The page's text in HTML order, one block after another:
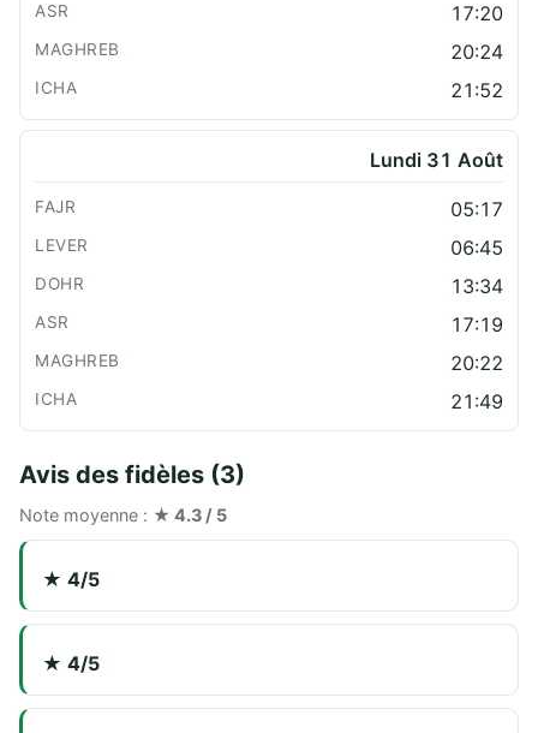
17:20
20:24
21:52
Lundi 31 Août
05:17
06:45
13:34
17:19
20:22
21:49
Avis des fidèles (3)
Note moyenne : ★ 4.3 / 5
★ 4/5
★ 4/5